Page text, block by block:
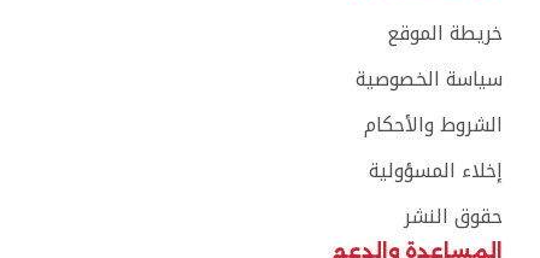
خريطة الموقع
سياسة الخصوصية
الشروط والأحكام
إخلاء المسؤولية
حقوق النشر
المساعدة والدعم